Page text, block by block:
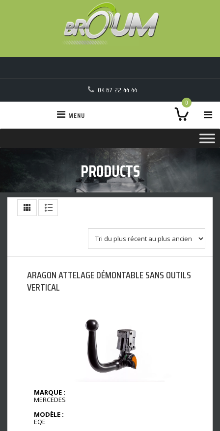
04 67 22 44 44
0
MENU
PRODUCTS
ARAGON ATTELAGE DÉMONTABLE SANS OUTILS
VERTICAL
MARQUE :
MERCEDES
MODÈLE :
EQE